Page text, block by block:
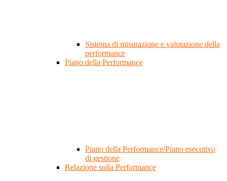
Sistema di misurazione e valutazione della
performance
Piano della Performance
Piano della Performance/Piano esecutivo
di gestione
Relazione sulla Performance